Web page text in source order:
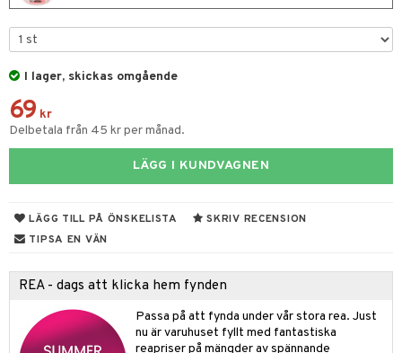
I lager, skickas omgående
69 kr
Delbetala från 45 kr per månad.
LÄGG I KUNDVAGNEN
LÄGG TILL PÅ ÖNSKELISTA
SKRIV RECENSION
TIPSA EN VÄN
REA - dags att klicka hem fynden
Passa på att fynda under vår stora rea. Just
nu är varuhuset fyllt med fantastiska
reapriser på mängder av spännande
& nötter
& buljong
& oro